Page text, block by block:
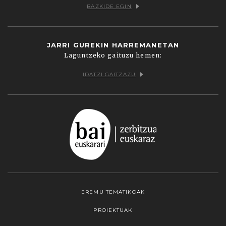
BAZKIDE EGIN
JARRI GUREKIN HARREMANETAN
Laguntzeko gaituzu hemen:
IDATZI GAITZAZU
EREMU TEMATIKOAK
PROIEKTUAK